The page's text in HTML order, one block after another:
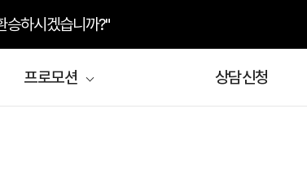
승하시겠습니까?"
프로모션 상담신청